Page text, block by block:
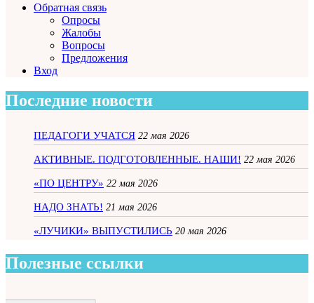
Обратная связь
Опросы
Жалобы
Вопросы
Предложения
Вход
Последние новости
ПЕДАГОГИ УЧАТСЯ 22 мая 2026
АКТИВНЫЕ. ПОДГОТОВЛЕННЫЕ. НАШИ! 22 мая 2026
«ПО ЦЕНТРУ» 22 мая 2026
НАДО ЗНАТЬ! 21 мая 2026
«ЛУЧИКИ» ВЫПУСТИЛИСЬ 20 мая 2026
Полезные ссылки